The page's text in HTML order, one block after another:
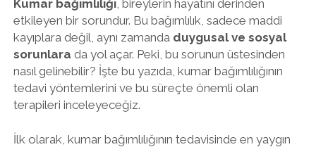
Kumar bağımlılığı, bireylerin hayatını derinden
etkileyen bir sorundur. Bu bağımlılık, sadece maddi
kayıplara değil, aynı zamanda duygusal ve sosyal
sorunlara da yol açar. Peki, bu sorunun üstesinden
nasıl gelinebilir? İşte bu yazıda, kumar bağımlılığının
tedavi yöntemlerini ve bu süreçte önemli olan
terapileri inceleyeceğiz.
İlk olarak, kumar bağımlılığının tedavisinde en yaygın